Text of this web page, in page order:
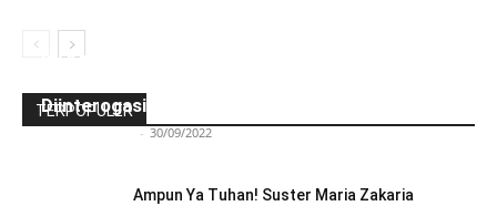
TERPOPULER
Ini Kronologinya! Diduga Teriaki Kata Sambo,
Diinterogasi Aparat Polres Sikka
Redaksi Bulir.id - 30/09/2022
Ampun Ya Tuhan! Suster Maria Zakaria